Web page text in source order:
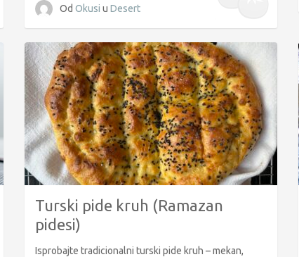
Od Okusi u Desert
Turski pide kruh (Ramazan
pidesi)
Isprobajte tradicionalni turski pide kruh – mekan,